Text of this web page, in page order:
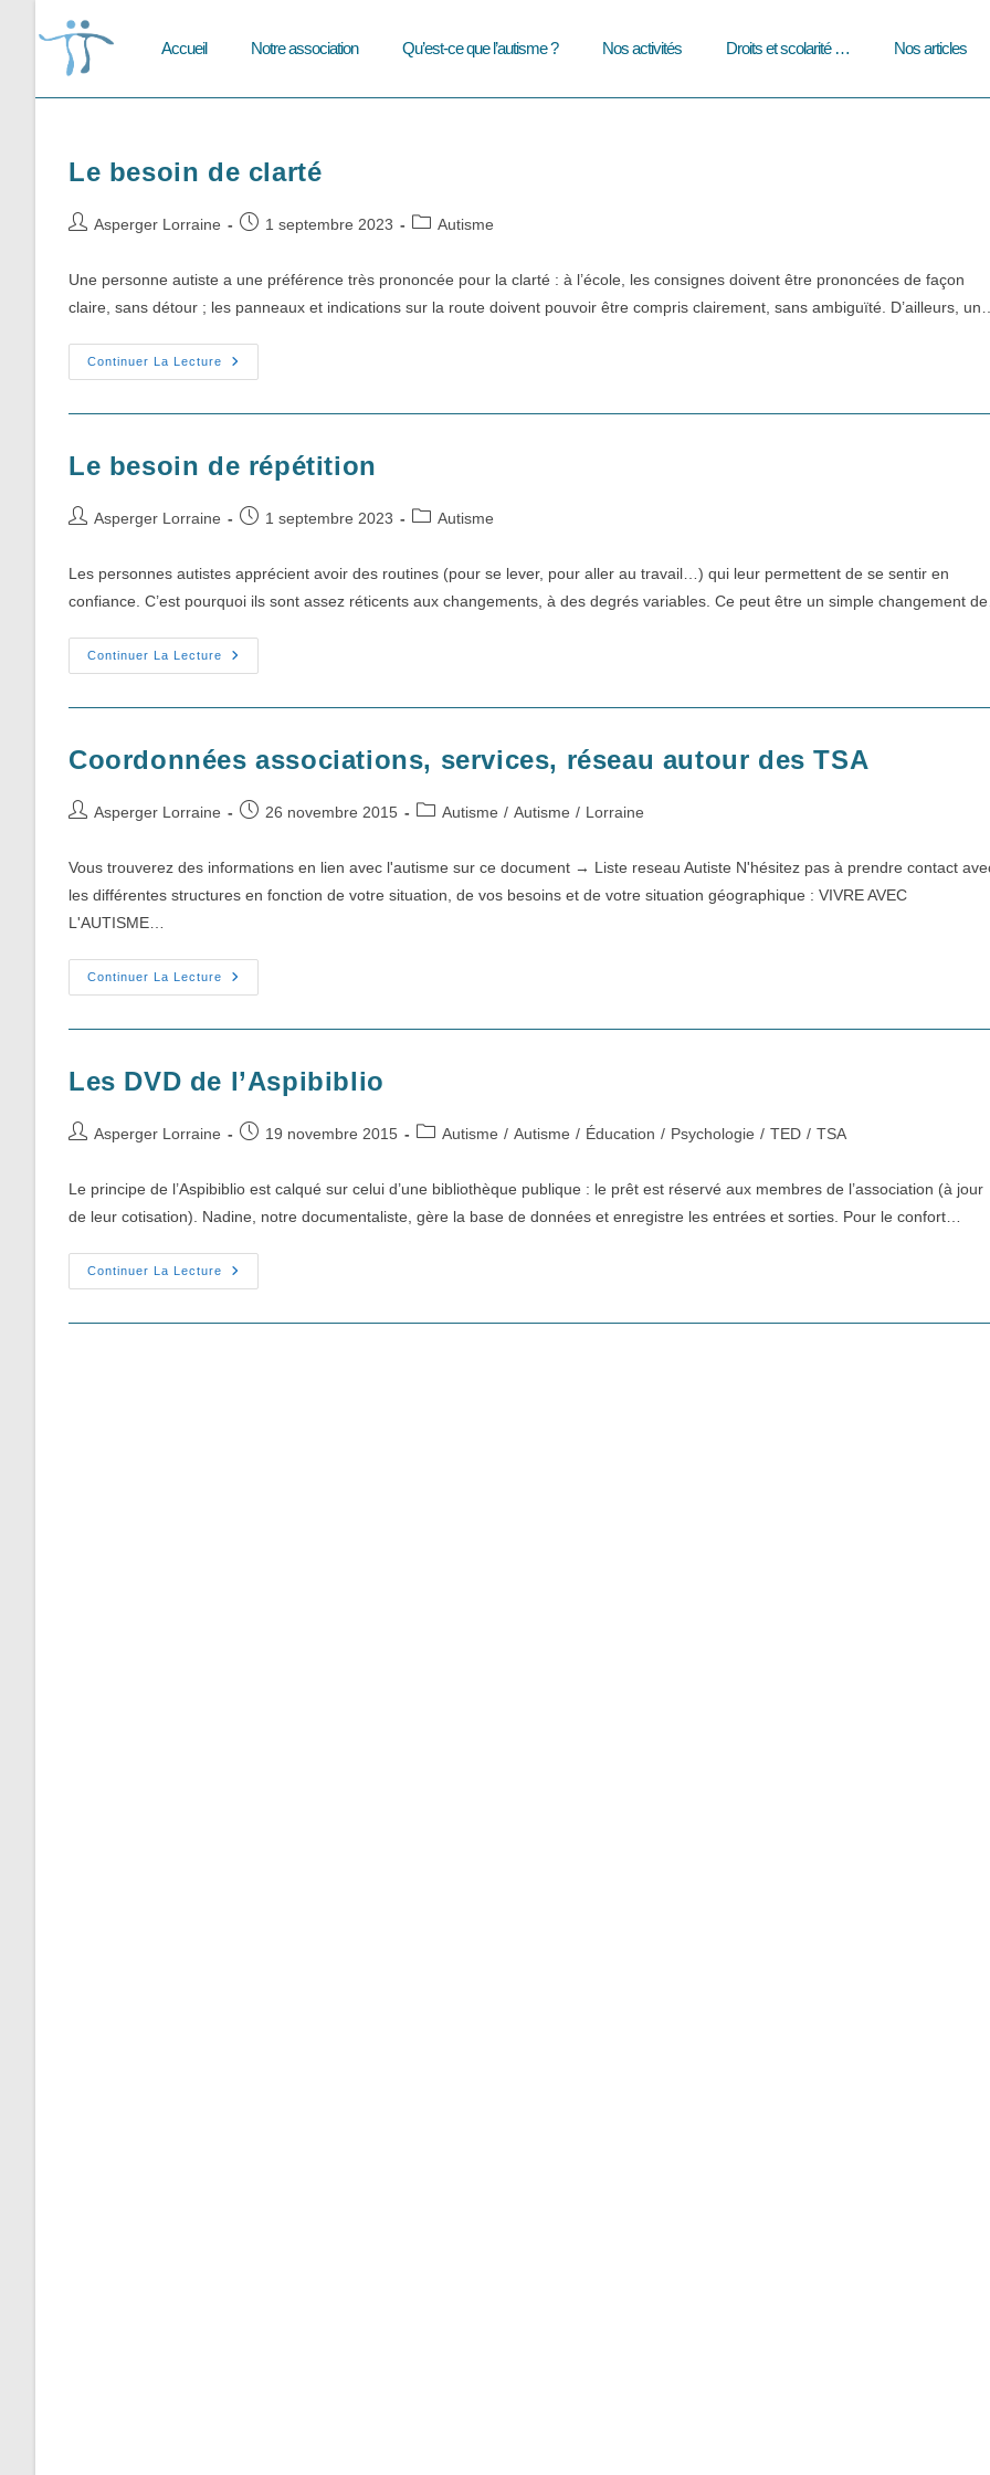
Accueil Notre association Qu’est-ce que l’autisme ? Nos activités Droits et scolarité … Nos articles
Le besoin de clarté
Auteur/autrice
publication :
Asperger Lorraine
Publication
1 septembre 2023
PostAutisme
Une personne autiste a une préférence très prononcée pour la clarté : à l’école, les consignes doivent être prononcées de façon
claire, sans détour ; les panneaux et indications sur la route doivent pouvoir être compris clairement, sans ambiguïté. D’ailleurs, un…
Continuer La Lecture
Le
Besoin
Le besoin de répétition
Auteur/autrice
publication :
Asperger Lorraine
Publication
1 septembre 2023
PostAutisme
Les personnes autistes apprécient avoir des routines (pour se lever, pour aller au travail…) qui leur permettent de se sentir en
confiance. C’est pourquoi ils sont assez réticents aux changements, à des degrés variables. Ce peut être un simple changement
Continuer La Lecture
Le
Besoin
Coordonnées associations, services, réseau autour des TSA
Auteur/autrice
Asperger Lorraine
Publication
26 novembre 2015
PostAutisme / Autisme / Lorraine
Vous trouverez des informations en lien avec l'autisme sur ce document → Liste reseau Autiste N'hésitez pas à prendre contact
les différentes structures en fonction de votre situation, de vos besoins et de votre situation géographique : VIVRE AVEC
L'AUTISME…
Continuer La Lecture
Coordonnées
Associations,
TSA
Les DVD de l’Aspibiblio
Auteur/autrice
publication :
Asperger Lorraine
Publication
19 novembre 2015
PostAutisme / Autisme / Éducation / Psychologie / TED / TSA
Le principe de l’Aspibiblio est calqué sur celui d’une bibliothèque publique : le prêt est réservé aux membres de l’association (à jour
de leur cotisation). Nadine, notre documentaliste, gère la base de données et enregistre les entrées et sorties. Pour le confort…
Continuer La Lecture
Les
DVD